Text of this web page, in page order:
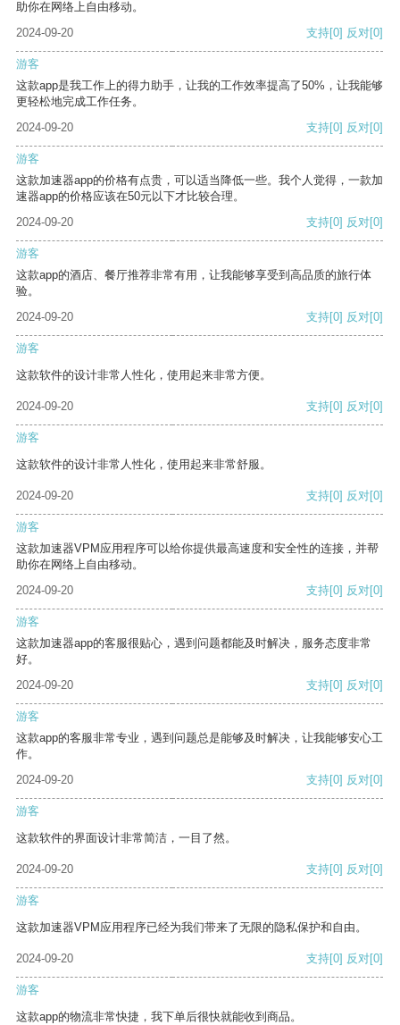
助你在网络上自由移动。
2024-09-20
支持[0] 反对[0]
游客
这款app是我工作上的得力助手，让我的工作效率提高了50%，让我能够
更轻松地完成工作任务。
2024-09-20
支持[0] 反对[0]
游客
这款加速器app的价格有点贵，可以适当降低一些。我个人觉得，一款加
速器app的价格应该在50元以下才比较合理。
2024-09-20
支持[0] 反对[0]
游客
这款app的酒店、餐厅推荐非常有用，让我能够享受到高品质的旅行体
验。
2024-09-20
支持[0] 反对[0]
游客
这款软件的设计非常人性化，使用起来非常方便。
2024-09-20 支持[0] 反对[0]
游客
这款软件的设计非常人性化，使用起来非常舒服。
2024-09-20 支持[0] 反对[0]
游客
这款加速器VPM应用程序可以给你提供最高速度和安全性的连接，并帮
助你在网络上自由移动。
2024-09-20
支持[0] 反对[0]
游客
这款加速器app的客服很贴心，遇到问题都能及时解决，服务态度非常
好。
2024-09-20
支持[0] 反对[0]
游客
这款app的客服非常专业，遇到问题总是能够及时解决，让我能够安心工
作。
2024-09-20
支持[0] 反对[0]
游客
这款软件的界面设计非常简洁，一目了然。
2024-09-20 支持[0] 反对[0]
游客
这款加速器VPM应用程序已经为我们带来了无限的隐私保护和自由。
2024-09-20 支持[0] 反对[0]
游客
这款app的物流非常快捷，我下单后很快就能收到商品。